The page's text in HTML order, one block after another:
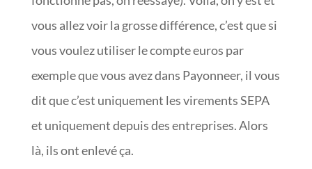
vous allez voir la grosse différence, c’est que si
vous voulez utiliser le compte euros par
exemple que vous avez dans Payonneer, il vous
dit que c’est uniquement les virements SEPA
et uniquement depuis des entreprises. Alors
là, ils ont enlevé ça.